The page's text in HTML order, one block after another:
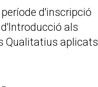
d'inscripció
als
Qualitatius aplicats